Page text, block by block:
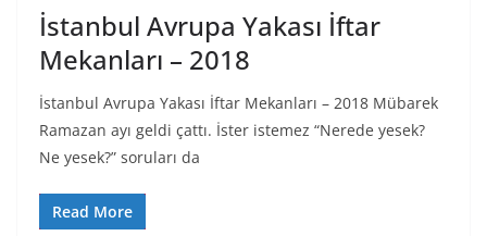
İstanbul Avrupa Yakası İftar
Mekanları – 2018
İstanbul Avrupa Yakası İftar Mekanları – 2018 Mübarek
Ramazan ayı geldi çattı. İster istemez “Nerede yesek?
Ne yesek?” soruları da
Read More